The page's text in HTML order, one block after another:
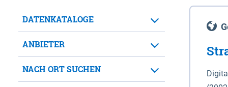
DATENKATALOGE
ANBIETER
NACH ORT SUCHEN
für
der in